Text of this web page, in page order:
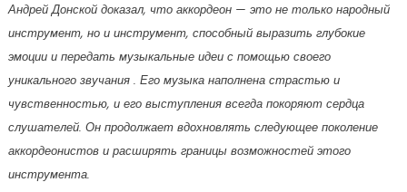
Андрей Донской доказал, что аккордеон — это не только народный
инструмент, но и инструмент, способный выразить глубокие
эмоции и передать музыкальные идеи с помощью своего
уникального звучания . Его музыка наполнена страстью и
чувственностью, и его выступления всегда покоряют сердца
слушателей. Он продолжает вдохновлять следующее поколение
аккордеонистов и расширять границы возможностей этого
инструмента.